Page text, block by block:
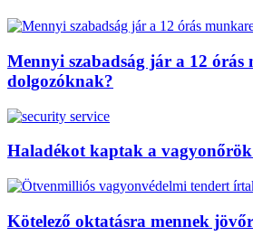
Mennyi szabadság jár a 12 órás
dolgozóknak?
Haladékot kaptak a vagyonőrök
Kötelező oktatásra mennek